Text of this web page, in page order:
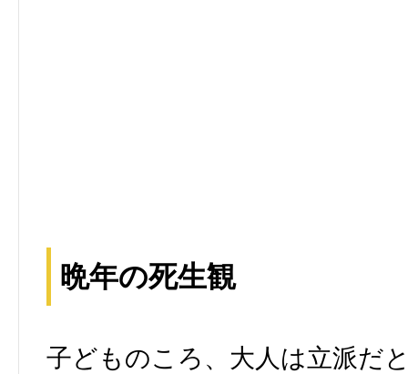
晩年の死生観
子どものころ、大人は立派だ